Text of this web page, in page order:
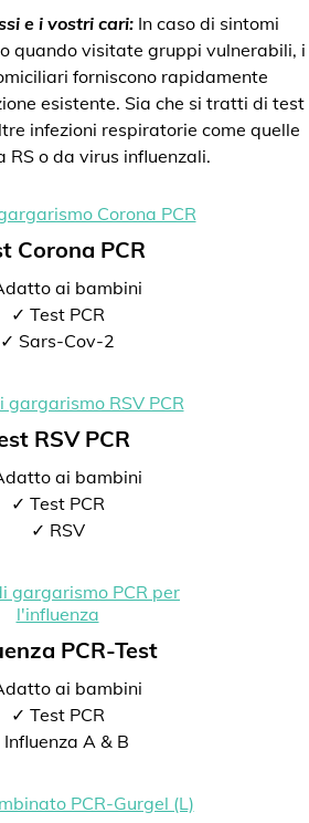
e i vostri cari:In caso di sintomi
quando visitate gruppi vulnerabili, i
forniscono rapidamente
esistente. Sia che si tratti di test
infezioni respiratorie come quelle
RS o da virus influenzali.
Corona PCR
ai bambini
✓ Test PCR
✓ Sars-Cov-2
RSV PCR
ai bambini
✓ Test PCR
✓ RSV
PCR-Test
ai bambini
✓ Test PCR
A & B